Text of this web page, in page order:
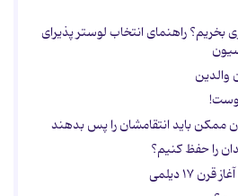
بخریم؟ راهنمای انتخاب لوستر پذیرای
والدین
را حفظ کنیم؟
۱۷ دیلمی